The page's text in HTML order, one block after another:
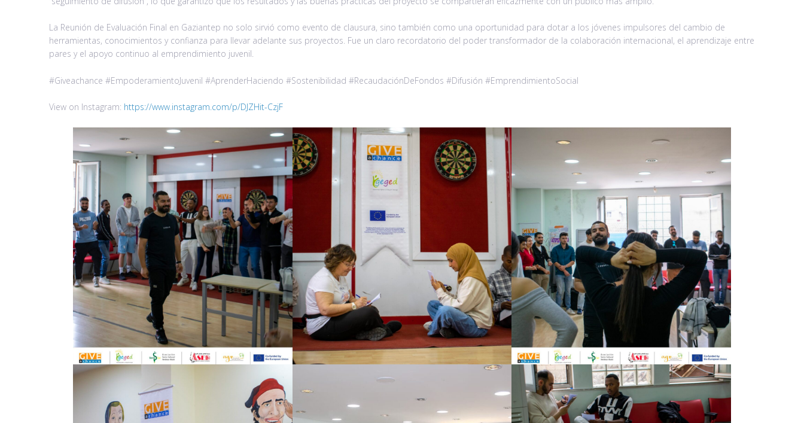
La Reunión de Evaluación Final en Gaziantep no solo sirvió como evento de clausura, sino también como una oportunidad para dotar a los jóvenes impulsores del cambio de
herramientas, conocimientos y confianza para llevar adelante sus proyectos. Fue un claro recordatorio del poder transformador de la colaboración internacional, el aprendizaje entre
pares y el apoyo continuo al emprendimiento juvenil.
#Giveachance #EmpoderamientoJuvenil #AprenderHaciendo #Sostenibilidad #RecaudaciónDeFondos #Difusión #EmprendimientoSocial
View on Instagram: https://www.instagram.com/p/DJZHit-CzjF